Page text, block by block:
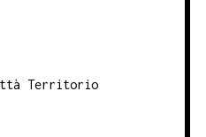
Territorio